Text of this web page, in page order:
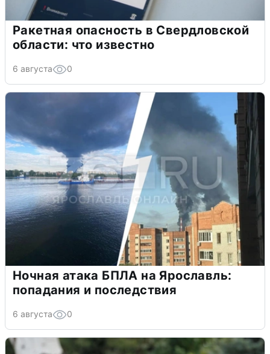
Ракетная опасность в Свердловской
области: что известно
6 августа 0
Ночная атака БПЛА на Ярославль:
попадания и последствия
6 августа 0